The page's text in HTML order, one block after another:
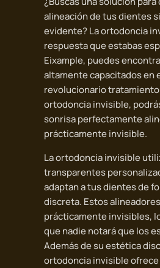
alineación de tus dientes
evidente? La ortodoncia
respuesta que estabas
Eixample, puedes
altamente capacitados en
revolucionario
ortodoncia invisible,
sonrisa perfectamente
prácticamente invisible.
La ortodoncia invisible
transparentes
adaptan a tus dientes de
discreta. Estos
prácticamente invisibles,
que nadie notará que los
Además de su estética
ortodoncia invisible